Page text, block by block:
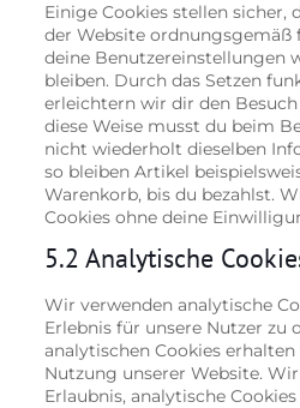
Einige Cookies stellen sicher,
der Website ordnungsgemäß
deine Benutzereinstellungen
bleiben. Durch das Setzen
erleichtern wir dir den
diese Weise musst du beim
nicht wiederholt dieselben
so bleiben Artikel
Warenkorb, bis du bezahlst.
Cookies ohne deine
5.2 Analytische
Wir verwenden analytische
Erlebnis für unsere Nutzer zu
analytischen Cookies
Nutzung unserer Website.
Erlaubnis, analytische Cookies